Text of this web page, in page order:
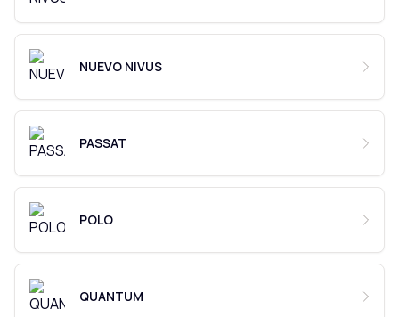
NUEVO NIVUS
PASSAT
POLO
QUANTUM